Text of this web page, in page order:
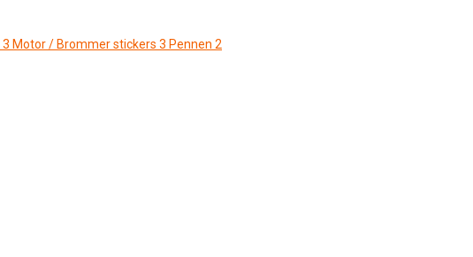
3 Motor / Brommer stickers 3 Pennen 2